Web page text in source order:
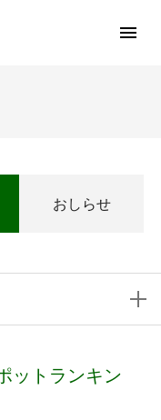
おしらせ
ットランキン